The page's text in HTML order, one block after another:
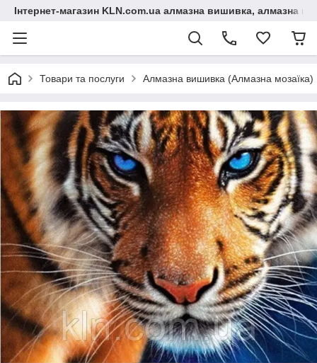
Інтернет-магазин KLN.com.ua алмазна вишивка, алмазна
Товари та послуги Алмазна вишивка (Алмазна мозаїка)